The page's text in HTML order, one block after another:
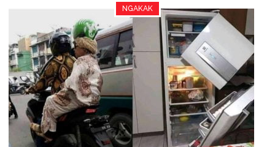
NGAKAK